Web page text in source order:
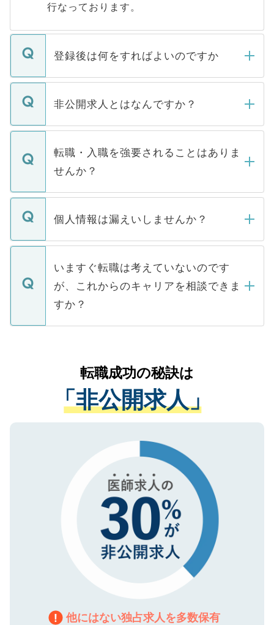
行なっております。
登録後は何をすればよいのですか
ご登録いただきましたら、弊社担当者がご
登録内容を確認し、その後メールもしくは
ます。通常、5営業日以内にはご連絡をせて
いただきますので、しばらくお待ちくださ
非公開求人とはなんですか？
マイナビDOCTORで取り扱っている求人の
うち約3割は、Webサイトからご覧いただ
けない「非公開求人」です。非公開求人は
下記の理由によって、一般には公開してい
ません。
■応募殺到を避けるため 人気のある医療機
関を公にしてしまうと、応募が殺到する場
に、医療機関が求める条件に合った人材の
みを人材紹介会社に依頼するケースが増え
ています。
転職・入職を強要されることはありま
せんか？
転職・入職を強要することは一切ありませ
ん。また、仮に応募先から内定をいただい
定を承諾する必要はありません。内定先へ
の辞退の連絡はキャリアパートナーが行い
個人情報は漏えいしませんか？
個人情報が漏えいすることはありませんの
で、ご安心ください。当サイトからの登録
などで収集したご登録者様の個人情報は、
ご本人のキャリアアップおよび転職活動の
支援を目的に使用いたします。お預かりし
ているすべての個人データはご本人の許可
は、個人情報の取り扱いについての厳密な
管理基準を満たした事業者のみに付与され
る、プライバシーマークを取得済みです。
で、機密保持に関してもご安心ください。
いますぐ転職は考えていないのです
が、これからのキャリアを相談できま
すか？
かがいして、現在の医療機関の状況や紹介
経験をまじえながら、適切なアドバイスを
させていただきます。すぐにご転職をされ
ない方には、長期的なサポートが可能です
ので、まずはご登録ください。
転職成功の秘訣は
「非公開求人」
他にはない独占求人を多数保有